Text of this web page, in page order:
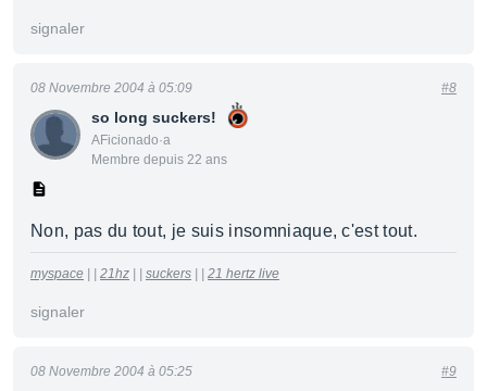
signaler
so long suckers!
AFicionado·a
Membre depuis 22 ans
08 Novembre 2004 à 05:09 #8
Non, pas du tout, je suis insomniaque, c'est tout.
myspace 21hz suckers 21 hertz live
signaler
08 Novembre 2004 à 05:25 #9